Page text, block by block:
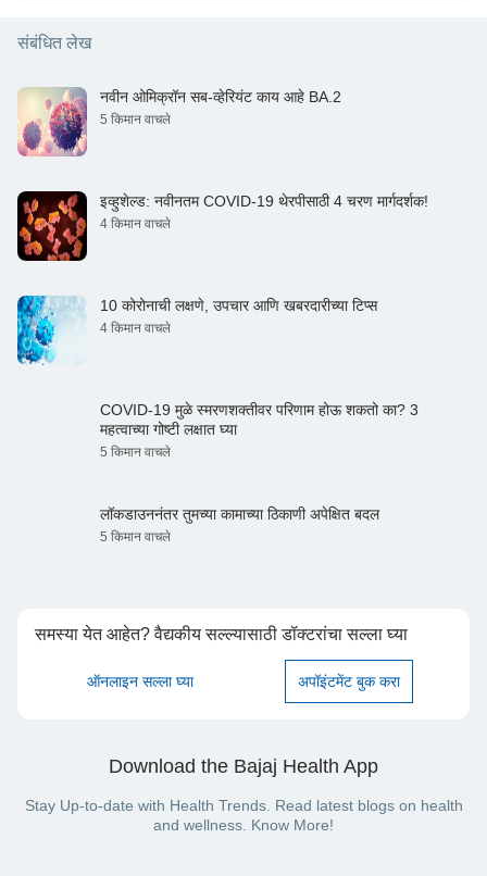
संबंधित लेख
नवीन ओमिक्रॉन सब-व्हेरियंट काय आहे BA.2
5 किमान वाचले
इव्हुशेल्ड: नवीनतम COVID-19 थेरपीसाठी 4 चरण मार्गदर्शक!
4 किमान वाचले
10 कोरोनाची लक्षणे, उपचार आणि खबरदारीच्या टिप्स
4 किमान वाचले
COVID-19 मुळे स्मरणशक्तीवर परिणाम होऊ शकतो का? 3
महत्वाच्या गोष्टी लक्षात घ्या
5 किमान वाचले
लॉकडाउननंतर तुमच्या कामाच्या ठिकाणी अपेक्षित बदल
5 किमान वाचले
समस्या येत आहेत? वैद्यकीय सल्ल्यासाठी डॉक्टरांचा सल्ला घ्या
ऑनलाइन सल्ला घ्या अपॉइंटमेंट बुक करा
Download the Bajaj Health App
Stay Up-to-date with Health Trends. Read latest blogs on health
and wellness. Know More!